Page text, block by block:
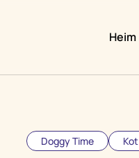
Heim
Doggy Time Kot